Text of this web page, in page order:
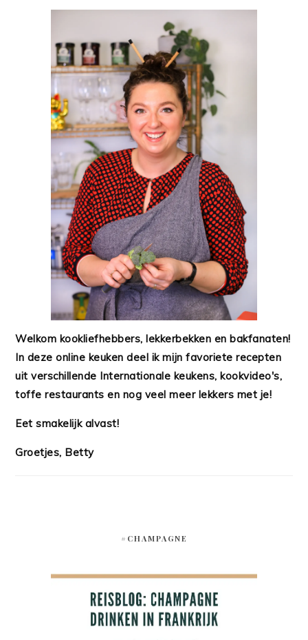
Welkom kookliefhebbers, lekkerbekken en bakfanaten!
In deze online keuken deel ik mijn favoriete recepten
uit verschillende Internationale keukens, kookvideo's,
toffe restaurants en nog veel meer lekkers met je!
Eet smakelijk alvast!
Groetjes, Betty
#CHAMPAGNE